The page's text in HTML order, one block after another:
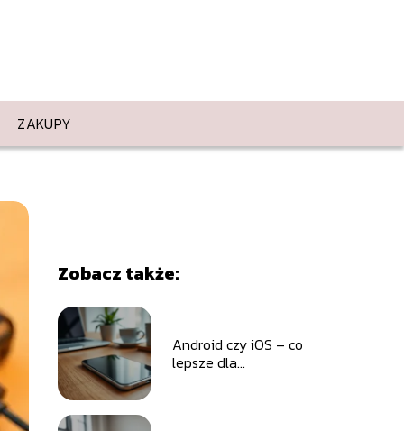
ZAKUPY
Zobacz także:
Android czy iOS – co
lepsze dla